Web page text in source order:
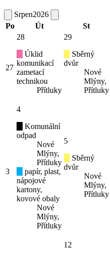
Srpen2026
Po
Út St
27
28
Úklid
komunikací
zametací
technikou
Přítluky
29
Sběrný
dvůr
Nové
Mlýny,
Přítluky
3
4
Komunální
odpad
Nové
Mlýny,
Přítluky
papír, plast,
nápojové
kartony,
kovové obaly
Nové
Mlýny,
Přítluky
5
Sběrný
dvůr
Nové
Mlýny,
Přítluky
12